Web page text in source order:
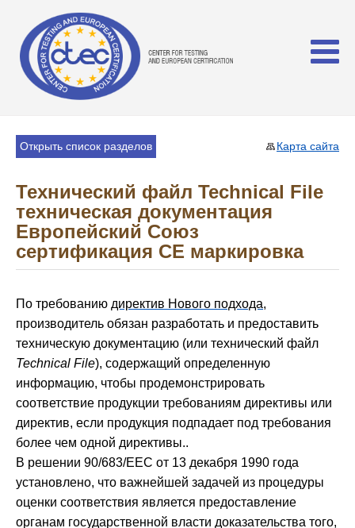
Карта сайта
Открыть список разделов
Технический файл Technical File
техническая документация
Европейский Союз
сертификация СЕ маркировка
По требованию директив Нового подхода,
производитель обязан разработать и предоставить
техническую документацию (или технический файл
Technical File), содержащий определенную
информацию, чтобы продемонстрировать
соответствие продукции требованиям директивы или
директив, если продукция подпадает под требования
более чем одной директивы..
В решении 90/683/EEC от 13 декабря 1990 года
установлено, что важнейшей задачей из процедуры
оценки соответствия является предоставление
органам государственной власти доказательства того,